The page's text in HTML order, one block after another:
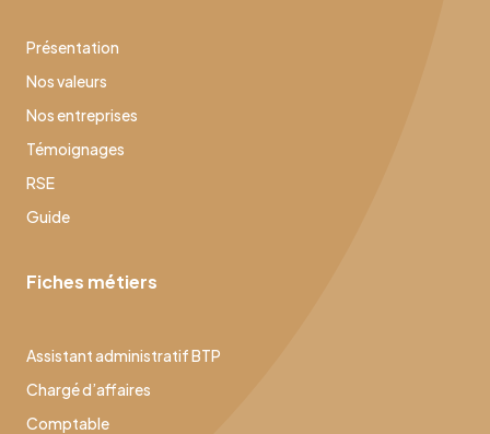
Présentation
Nos valeurs
Nos entreprises
Témoignages
RSE
Guide
Fiches métiers
Assistant administratif BTP
Chargé d’affaires
Comptable